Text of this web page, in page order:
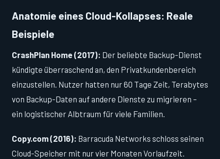
Anatomie eines Cloud-Kollapses: Reale
Beispiele
CrashPlan Home (2017): Der beliebte Backup-Dienst
kündigte überraschend an, den Privatkundenbereich
einzustellen. Nutzer hatten nur 60 Tage Zeit, Terabytes
von Backup-Daten auf andere Dienste zu migrieren –
ein logistischer Albtraum für viele Familien.
Copy.com (2016): Barracuda Networks schloss seinen
Cloud-Speicher mit nur vier Monaten Vorlaufzeit.